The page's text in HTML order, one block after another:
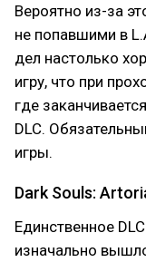
Вероятно из-за
не попавшими в
дел настолько
игру, что при
где
DLC.
игры.
Dark Souls:
Единственное
изначально